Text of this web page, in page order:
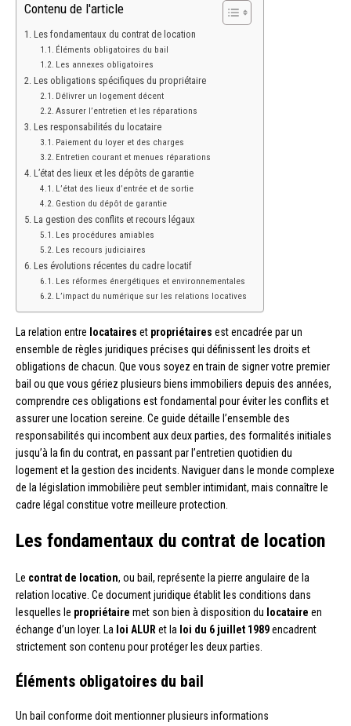
Contenu de l'article
Les fondamentaux du contrat de location
Éléments obligatoires du bail
Les annexes obligatoires
Les obligations spécifiques du propriétaire
Délivrer un logement décent
Assurer l’entretien et les réparations
Les responsabilités du locataire
Paiement du loyer et des charges
Entretien courant et menues réparations
L’état des lieux et les dépôts de garantie
L’état des lieux d’entrée et de sortie
Gestion du dépôt de garantie
La gestion des conflits et recours légaux
Les procédures amiables
Les recours judiciaires
Les évolutions récentes du cadre locatif
Les réformes énergétiques et environnementales
L’impact du numérique sur les relations locatives
La relation entre locataires et propriétaires est encadrée par un
ensemble de règles juridiques précises qui définissent les droits et
obligations de chacun. Que vous soyez en train de signer votre premier
bail ou que vous gériez plusieurs biens immobiliers depuis des années,
comprendre ces obligations est fondamental pour éviter les conflits et
assurer une location sereine. Ce guide détaille l’ensemble des
responsabilités qui incombent aux deux parties, des formalités initiales
jusqu’à la fin du contrat, en passant par l’entretien quotidien du
logement et la gestion des incidents. Naviguer dans le monde complexe
de la législation immobilière peut sembler intimidant, mais connaître le
cadre légal constitue votre meilleure protection.
Les fondamentaux du contrat de location
Le contrat de location, ou bail, représente la pierre angulaire de la
relation locative. Ce document juridique établit les conditions dans
lesquelles le propriétaire met son bien à disposition du locataire en
échange d’un loyer. La loi ALURet la loi du 6 juillet 1989encadrent
strictement son contenu pour protéger les deux parties.
Éléments obligatoires du bail
Un bail conforme doit mentionner plusieurs informations